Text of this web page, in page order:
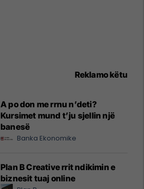
Reklamo këtu
A po don me rrnu n’deti?
Kursimet mund t’ju sjellin një
banesë
Banka Ekonomike
Plan B Creative rrit ndikimin e
biznesit tuaj online